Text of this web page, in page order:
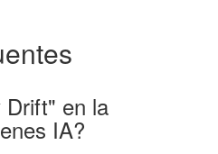
Drift" en la
IA?